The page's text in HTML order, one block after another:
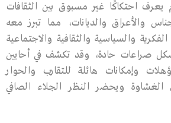
يعرف احتكاكًا غير مسبوق بين الثقافات
والأعراق والديانات، مما تبرز معه
والسياسية والثقافية والاجتماعية
شكل صراعات حادة، وقد تكشف في أحايين
وإمكانات هائلة للتقارب والحوار
ويحضر النظر الجلاء الصافي